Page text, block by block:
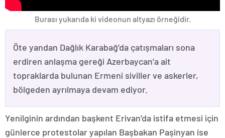
Burası yukarıda ki videonun altyazı örneğidir.
Öte yandan Dağlık Karabağ’da çatışmaları sona
erdiren anlaşma gereği Azerbaycan’a ait
topraklarda bulunan Ermeni siviller ve askerler,
bölgeden ayrılmaya devam ediyor.
Yenilginin ardından başkent Erivan’da istifa etmesi için
günlerce protestolar yapılan Başbakan Paşinyan ise